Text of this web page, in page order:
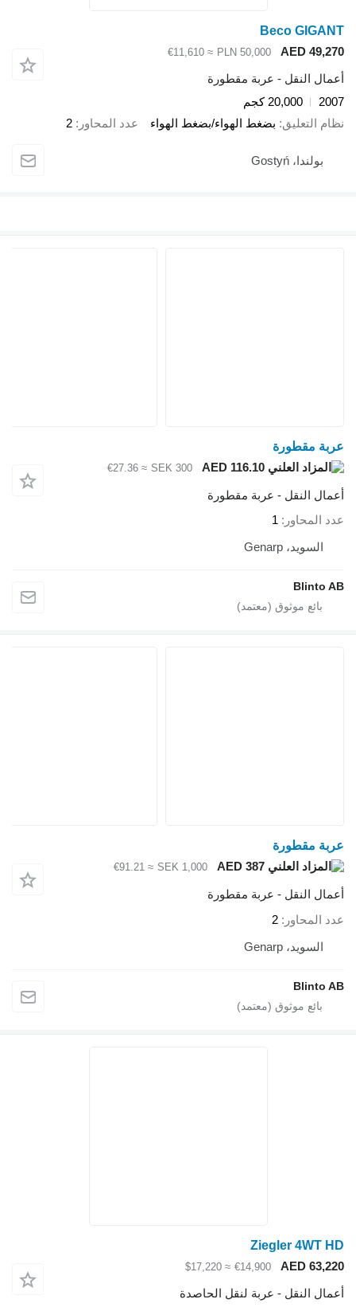
Beco GIGANT
AED 49,270
PLN 50,000
≈ €11,610
أعمال النقل - عربة مقطورة
2007
20,000 كجم
نظام التعليق بضغط الهواء/بضغط الهواء عدد المحاور 2
بولندا، Gostyń
عربة مقطورة
SEK 300
≈ €27.36
أعمال النقل - عربة مقطورة
عدد المحاور
1
السويد، Genarp
Blinto AB
عربة مقطورة
SEK 1,000
≈ €91.21
أعمال النقل - عربة مقطورة
عدد المحاور
2
السويد، Genarp
Blinto AB
Ziegler 4WT HD
AED 63,220
€14,900
≈ $17,220
أعمال النقل - عربة لنقل الحاصدة